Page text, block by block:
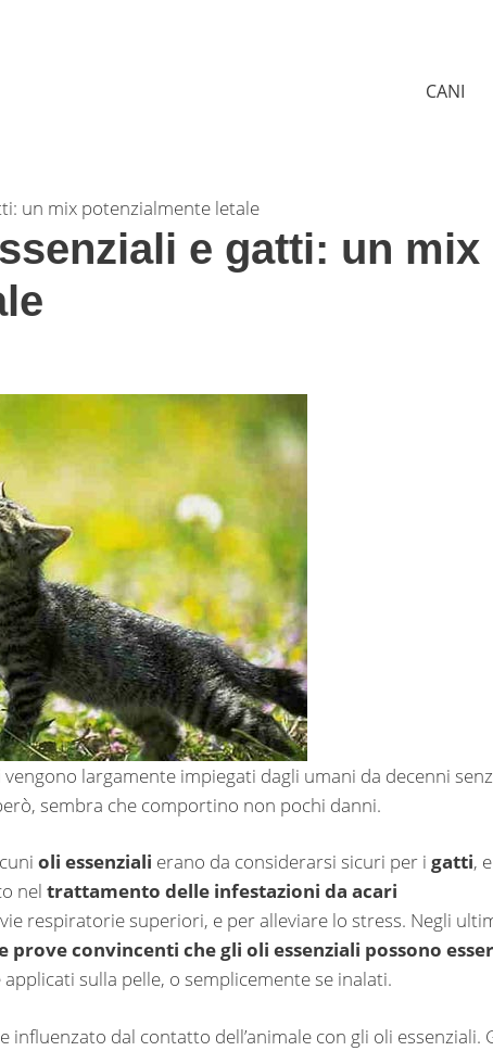
CANI
un mix potenzialmente letale
e gatti: un mix
vengono largamente impiegati dagli umani da decenni
sembra che comportino non pochi danni.
oli essenziali erano da considerarsi sicuri per i gatti, e
nel trattamento delle infestazioni da acari
respiratorie superiori, e per alleviare lo stress. Negli
prove convincenti che gli oli essenziali possono
sulla pelle, o semplicemente se inalati.
influenzato dal contatto dell’animale con gli oli essenziali.